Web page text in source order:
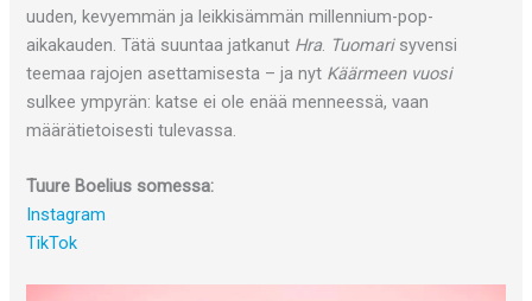
uuden, kevyemmän ja leikkisämmän millennium-pop-
aikakauden. Tätä suuntaa jatkanut Hra. Tuomarisyvensi
teemaa rajojen asettamisesta – ja nyt Käärmeen vuosi
sulkee ympyrän: katse ei ole enää menneessä, vaan
määrätietoisesti tulevassa.
Tuure Boelius somessa:
Instagram
TikTok